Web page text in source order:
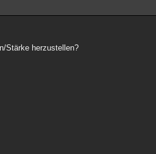
Stärke herzustellen?